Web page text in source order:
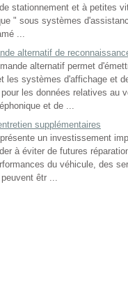
stationnement et à petites
" sous systèmes
...
alternatif de
alternatif permet
les systèmes d'affichage et
les données relatives au
et de ...
supplémentaires
un investissement
à éviter de futures
du véhicule, des
êtr ...